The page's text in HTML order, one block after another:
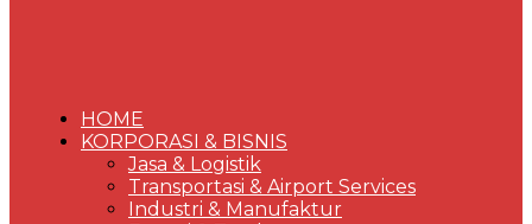
HOME
KORPORASI & BISNIS
Jasa & Logistik
Transportasi & Airport Services
Industri & Manufaktur